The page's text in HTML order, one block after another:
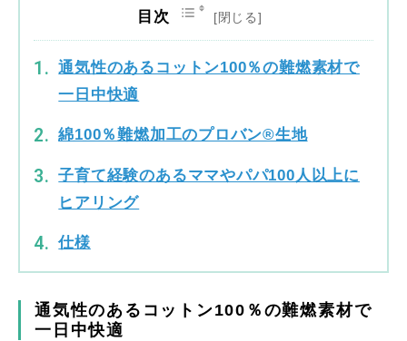
目次
通気性のあるコットン100％の難燃素材で
一日中快適
綿100％難燃加工のプロバン®生地
子育て経験のあるママやパパ100人以上に
ヒアリング
仕様
通気性のあるコットン100％の難燃素材で
一日中快適